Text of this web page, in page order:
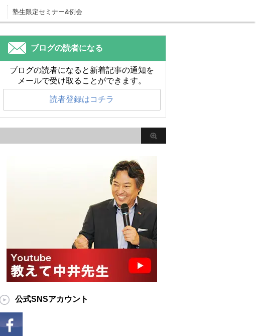
塾生限定セミナー&例会
ブログの読者になる
ブログの読者になると新着記事の通知を
メールで受け取ることができます。
読者登録はコチラ
公式SNSアカウント